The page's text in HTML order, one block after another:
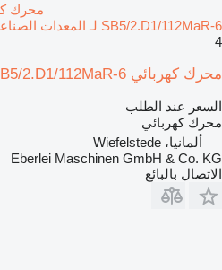
SB5/2.D1/112MaR-6 لـ المعدات الصناعية
4
محرك كهربائي ABM SB5/2.D1/112MaR-6 لـ المعدات الصناعية
السعر عند الطلب
محرك كهربائي
ألمانيا، Wiefelstede
Eberlei Maschinen GmbH & Co. KG
الاتصال بالبائع